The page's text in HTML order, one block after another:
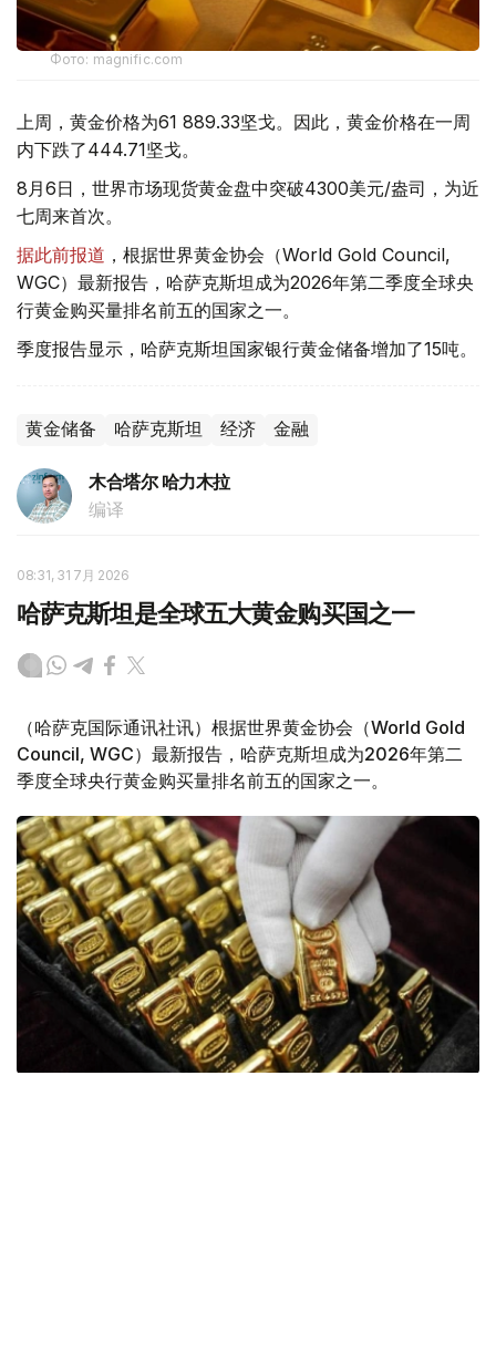
Фото: magnific.com
上周，黄金价格为61 889.33坚戈。因此，黄金价格在一周
内下跌了444.71坚戈。
8月6日，世界市场现货黄金盘中突破4300美元/盎司，为近
七周来首次。
据此前报道 ，根据世界黄金协会（World Gold Council,
WGC）最新报告，哈萨克斯坦成为2026年第二季度全球央
行黄金购买量排名前五的国家之一。
季度报告显示，哈萨克斯坦国家银行黄金储备增加了15吨。
黄金储备 哈萨克斯坦 经济 金融
木合塔尔 哈力木拉
编译
08:31, 31 7月 2026
哈萨克斯坦是全球五大黄金购买国之一
（哈萨克国际通讯社讯）根据世界黄金协会（World Gold
Council, WGC）最新报告，哈萨克斯坦成为2026年第二
季度全球央行黄金购买量排名前五的国家之一。